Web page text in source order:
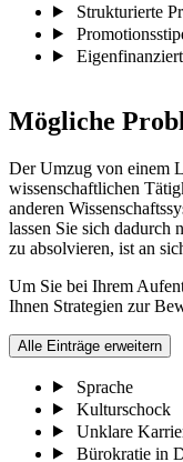
Strukturierte
Mögliche
Der Umzug von einem
wissenschaftlichen
anderen
lassen Sie sich dadurch
zu absolvieren, ist an
Um Sie bei Ihrem
Ihnen Strategien zur
Alle Einträge erweitern
Sprache
Kulturschock
Unklare
Bürokratie in